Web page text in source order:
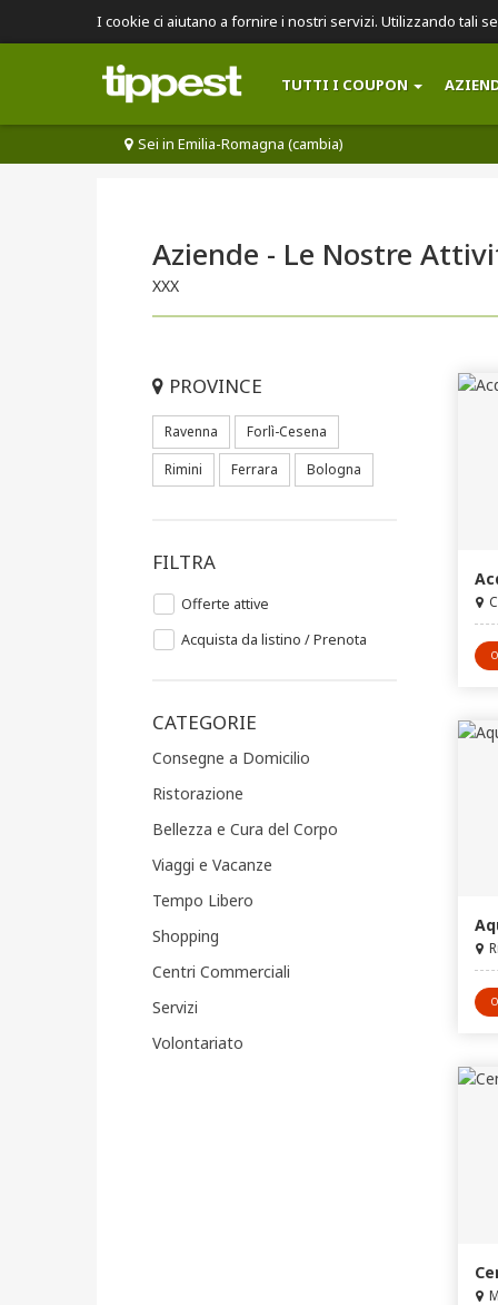
I cookie ci aiutano a fornire i nostri servizi. Utilizzando tali
TUTTI I COUPON
Sei in Emilia-Romagna (cambia)
Aziende - Le Nostre
XXX
PROVINCE
Ravenna
Forlì-Cesena
Rimini
Ferrara Bologna
FILTRA
Offerte attive
Acquista da listino / Prenota
CATEGORIE
Consegne a Domicilio
Ristorazione
Bellezza e Cura del Corpo
Viaggi e Vacanze
Tempo Libero
Shopping
Centri Commerciali
Servizi
Volontariato